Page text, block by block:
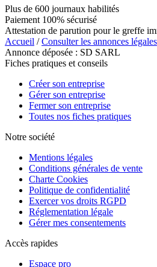
Plus de 600 journaux habilités
Paiement 100% sécurisé
Attestation de parution pour le greffe
Accueil /Consulter les annonces légales
Annonce déposée : SD SARL
Fiches pratiques et conseils
Créer son entreprise
Gérer son entreprise
Fermer son entreprise
Toutes nos fiches pratiques
Notre société
Mentions légales
Conditions générales de vente
Charte Cookies
Politique de confidentialité
Exercer vos droits RGPD
Réglementation légale
Gérer mes consentements
Accès rapides
Espace pro